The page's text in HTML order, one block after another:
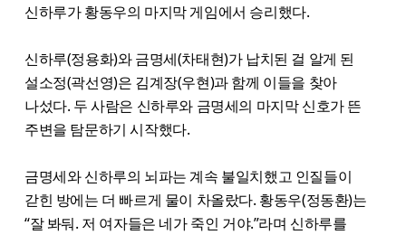
신하루가 황동우의 마지막 게임에서 승리했다.
신하루(정용화)와 금명세(차태현)가 납치된 걸 알게 된
설소정(곽선영)은 김계장(우현)과 함께 이들을 찾아
나섰다. 두 사람은 신하루와 금명세의 마지막 신호가 뜬
주변을 탐문하기 시작했다.
금명세와 신하루의 뇌파는 계속 불일치했고 인질들이
갇힌 방에는 더 빠르게 물이 차올랐다. 황동우(정동환)는
“잘 봐둬. 저 여자들은 네가 죽인 거야.”라며 신하루를